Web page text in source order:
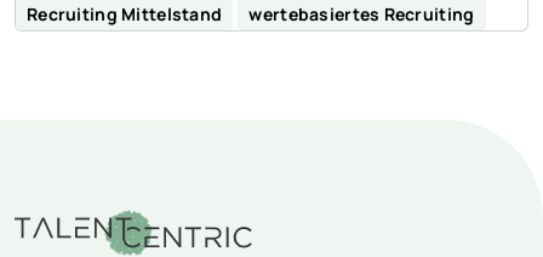
Recruiting Mittelstand
wertebasiertes Recruiting